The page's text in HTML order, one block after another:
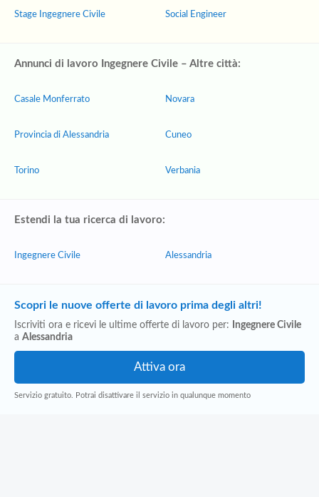
Stage Ingegnere Civile Social Engineer
Annunci di lavoro Ingegnere Civile – Altre città:
Casale Monferrato
Provincia di Alessandria
Torino
Novara
Cuneo
Verbania
Estendi la tua ricerca di lavoro:
Ingegnere Civile Alessandria
Scopri le nuove offerte di lavoro prima degli altri!
Iscriviti ora e ricevi le ultime offerte di lavoro per:
Ingegnere Civile
a Alessandria
Servizio gratuito. Potrai disattivare il servizio in qualunque momento